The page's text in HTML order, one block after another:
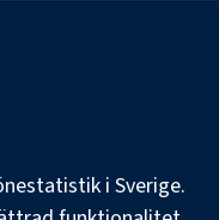
i Sverige.